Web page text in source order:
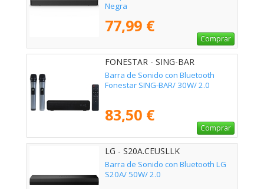
Negra
77,99 €
Comprar
FONESTAR - SING-BAR
Barra de Sonido con Bluetooth
Fonestar SING-BAR/ 30W/ 2.0
83,50 €
Comprar
LG - S20A.CEUSLLK
Barra de Sonido con Bluetooth LG
S20A/ 50W/ 2.0